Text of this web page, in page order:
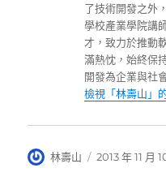
了技術開發之外
學校產業學院講
才，致力於推動
滿熱忱，始終保
開發為企業與社
檢視「林壽山」
作
林壽山
發
2013 年 11 月